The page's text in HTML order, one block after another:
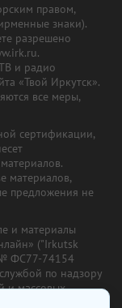
правом,
знаки).
разрешено
и радио
«Твой Иркутск».
все меры,
сертификации,
материалов,
предложения не
и материалы
("Irkutsk
ФС77-74154
по надзору
и массовых